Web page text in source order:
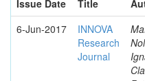
Issue Date
Title
6-Jun-2017
INNOVA
Research
Journal